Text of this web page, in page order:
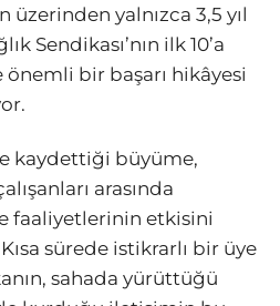
yalnızca 3,5 yıl
Sendikası’nın ilk 10’a
bir başarı hikâyesi
kaydettiği büyüme,
arasında
faaliyetlerinin etkisini
sürede istikrarlı bir üye
sahada yürüttüğü